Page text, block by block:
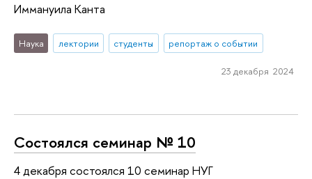
Иммануила Канта
Наука лектории студенты репортаж о событии
23 декабря 2024
Состоялся семинар № 10
4 декабря состоялся 10 семинар НУГ